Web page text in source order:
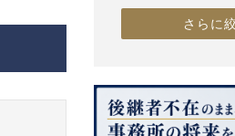
さらに